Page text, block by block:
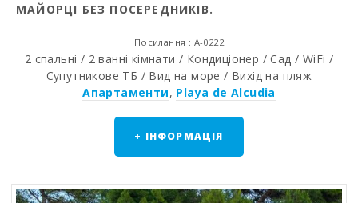
МАЙОРЦІ БЕЗ ПОСЕРЕДНИКІВ.
Посилання : A-0222
2 спальні / 2 ванні кімнати / Кондиціонер / Сад / WiFi /
Супутникове ТБ / Вид на море / Вихід на пляж
Апартаменти, Playa de Alcudia
+ ІНФОРМАЦІЯ